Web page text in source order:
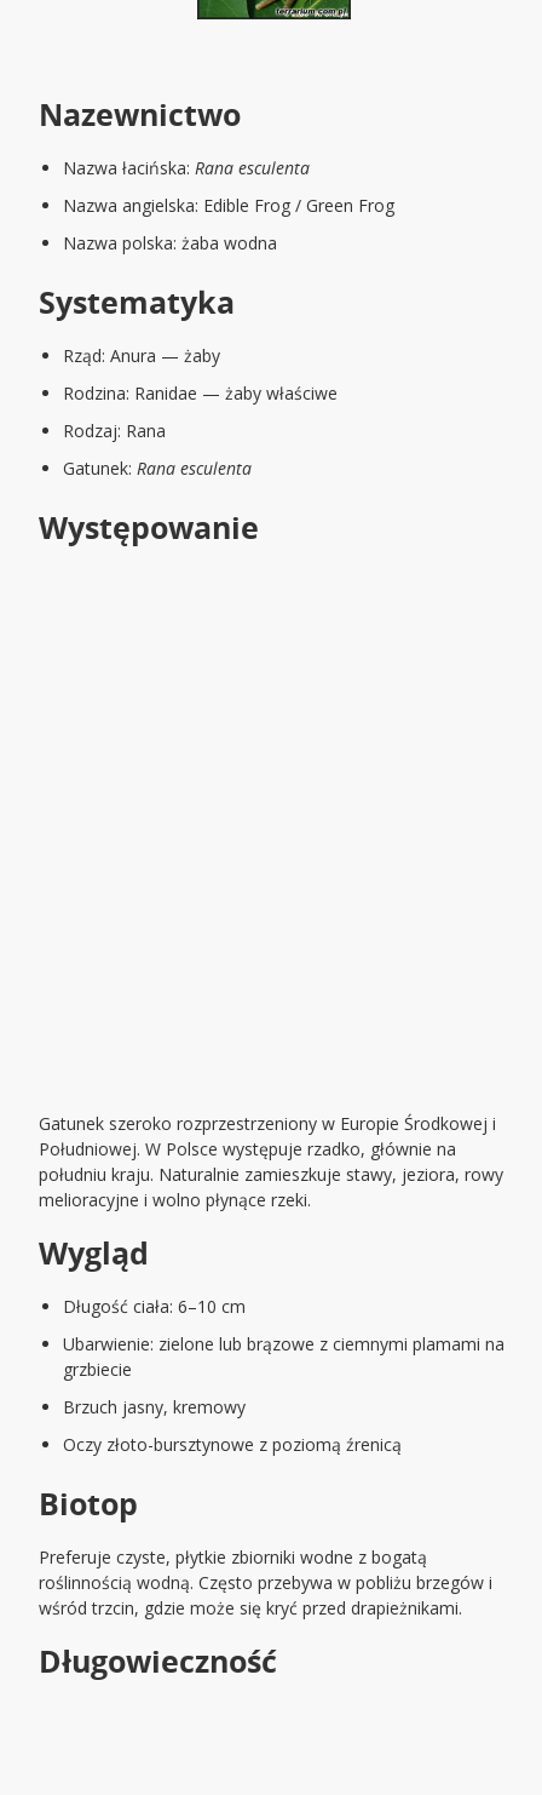
Nazewnictwo
Nazwa łacińska:Rana esculenta
Nazwa angielska: Edible Frog / Green Frog
Nazwa polska: żaba wodna
Systematyka
Rząd: Anura — żaby
Rodzina: Ranidae — żaby właściwe
Rodzaj: Rana
Gatunek:Rana esculenta
Występowanie
Gatunek szeroko rozprzestrzeniony w Europie Środkowej i
Południowej. W Polsce występuje rzadko, głównie na
południu kraju. Naturalnie zamieszkuje stawy, jeziora, rowy
melioracyjne i wolno płynące rzeki.
Wygląd
Długość ciała: 6–10 cm
Ubarwienie: zielone lub brązowe z ciemnymi plamami na
grzbiecie
Brzuch jasny, kremowy
Oczy złoto-bursztynowe z poziomą źrenicą
Biotop
Preferuje czyste, płytkie zbiorniki wodne z bogatą
roślinnością wodną. Często przebywa w pobliżu brzegów i
wśród trzcin, gdzie może się kryć przed drapieżnikami.
Długowieczność